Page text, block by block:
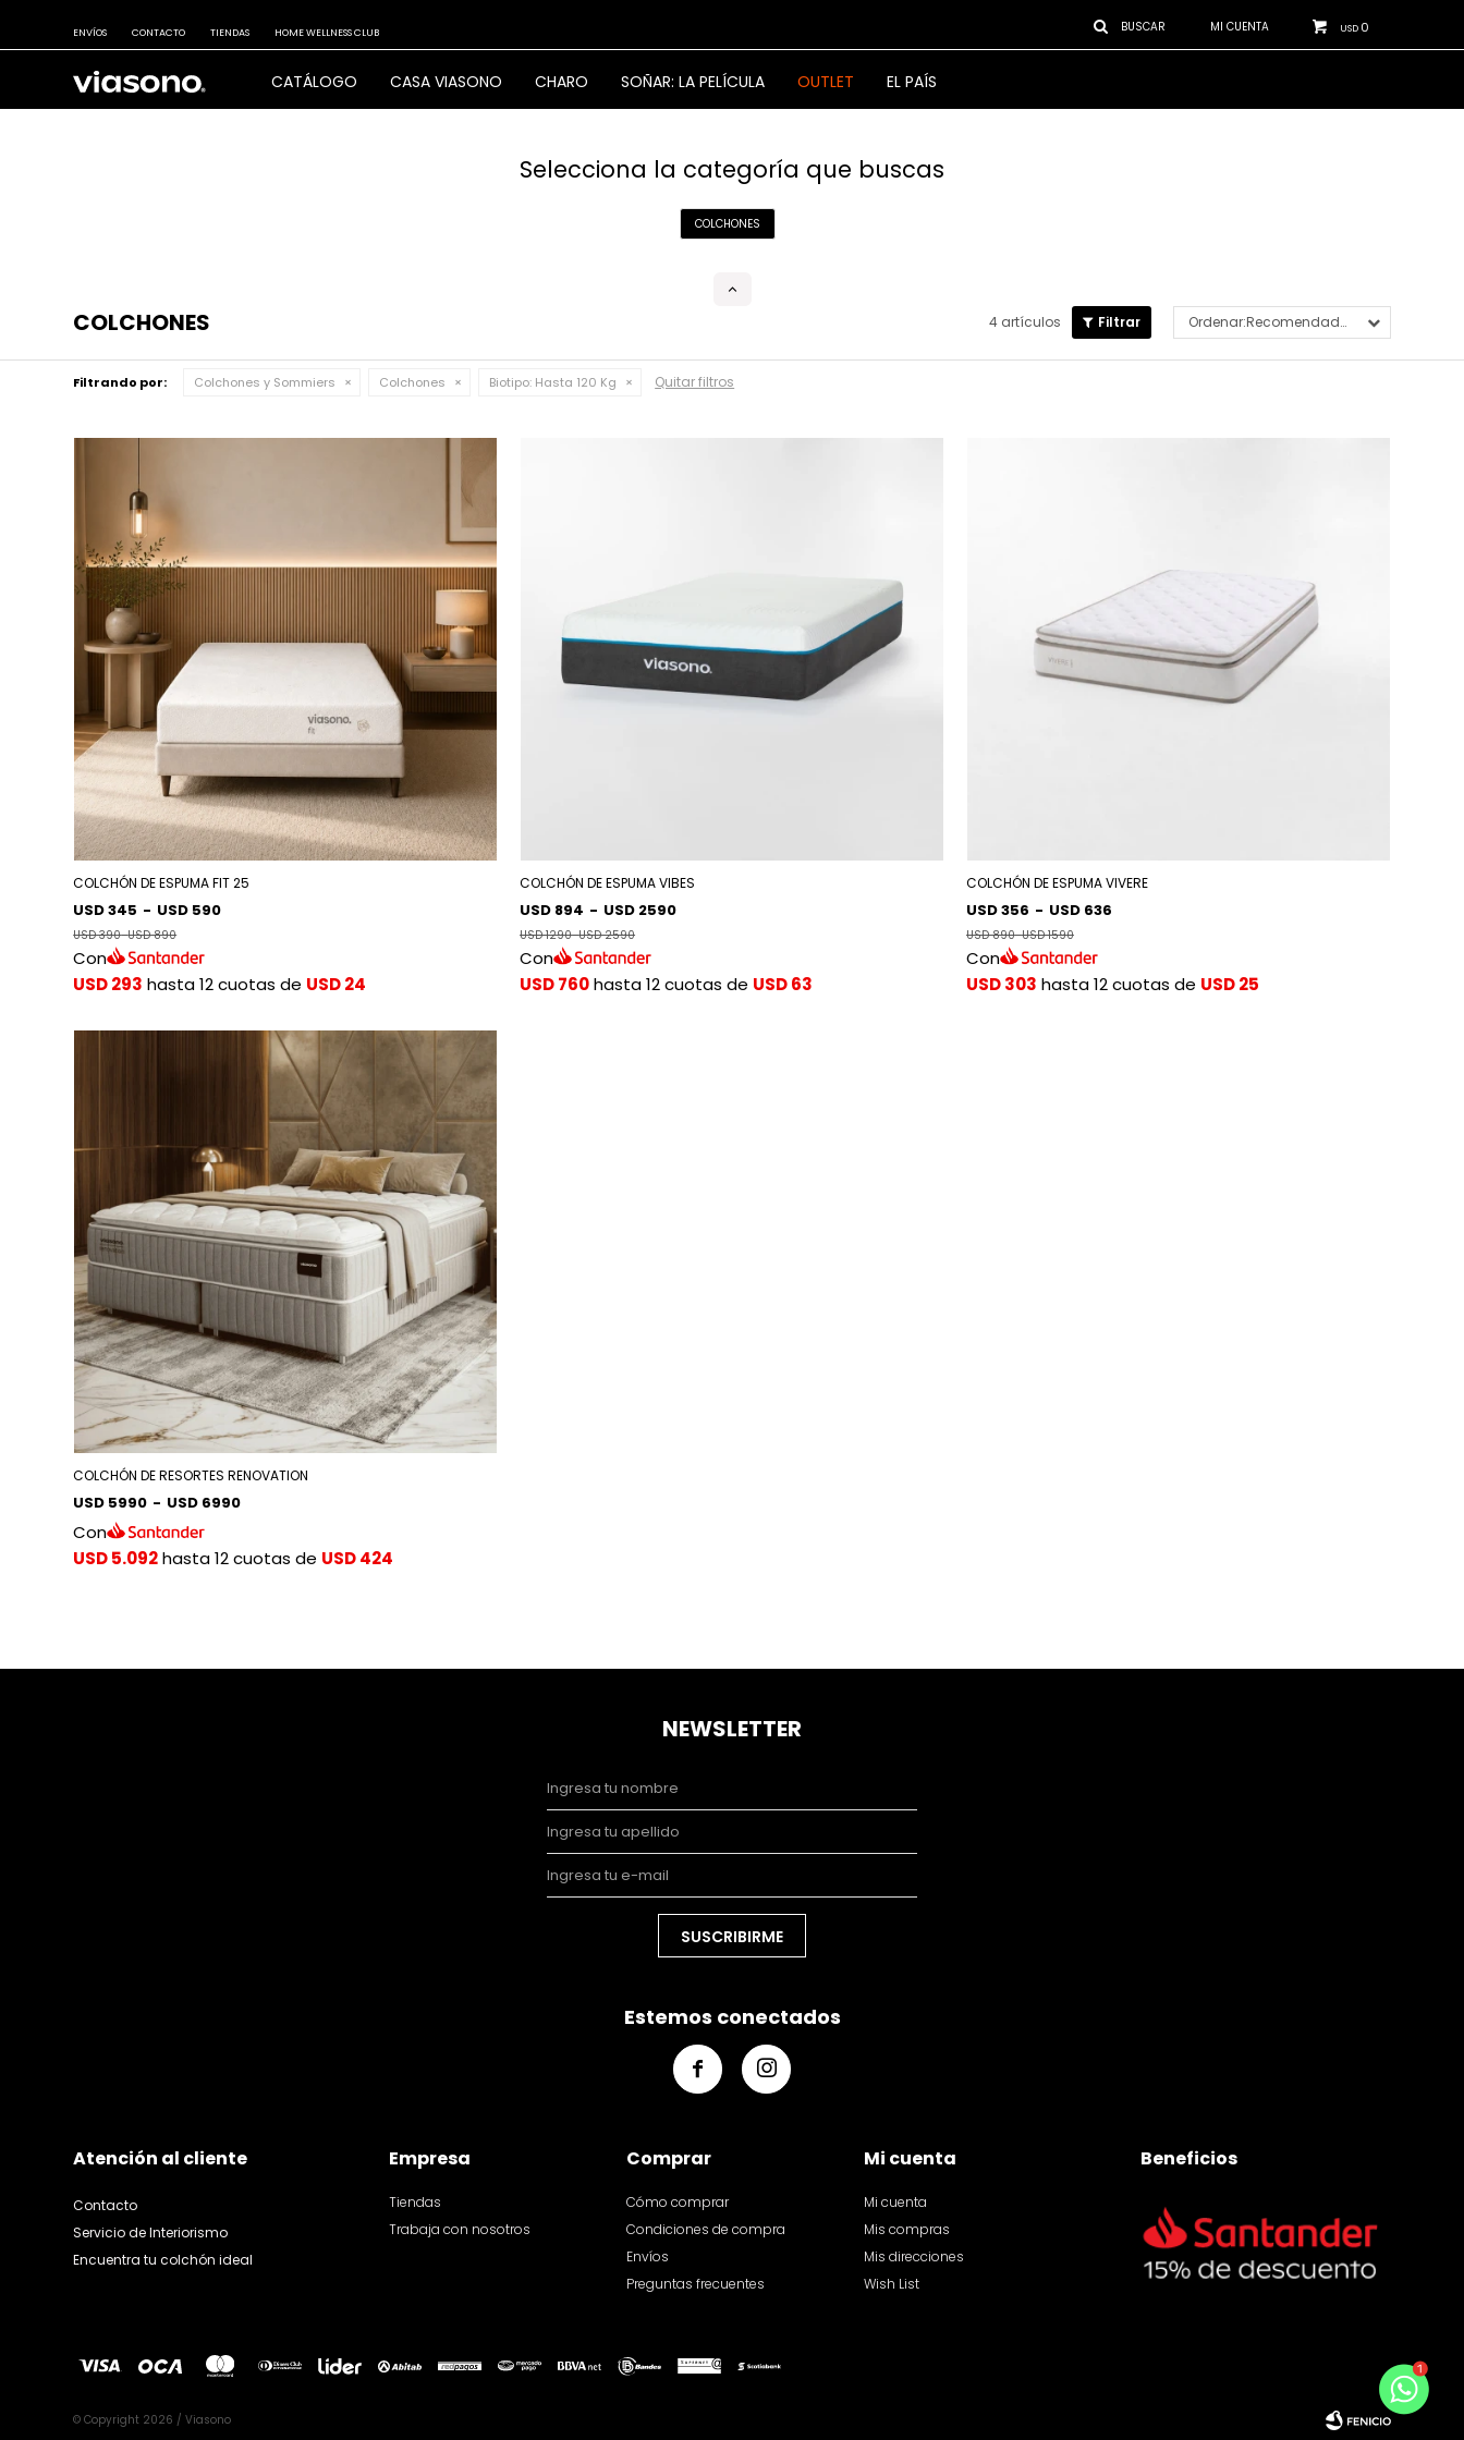
CATÁLOGO CASA VIASONO CHARO SOÑAR: LA PELÍCULA OUTLET EL PAÍS
USD 0
ENVÍOS CONTACTO TIENDAS HOME WELLNESS CLUB
Selecciona la categoría que buscas
COLCHONES
COLCHONES 4 artículos Recomendados
Filtrando por: Colchones y Sommiers Colchones Biotipo: Hasta 120 Kg Quitar filtros
COLCHÓN DE ESPUMA FIT 25
USD 345 - USD 590
USD 390-USD 890
Con
USD 293 hasta 12 cuotas de USD 24
COLCHÓN DE ESPUMA VIBES
USD 894 - USD 2590
USD 1290-USD 2590
Con
USD 760hasta 12 cuotas de USD 63
COLCHÓN DE ESPUMA VIVERE
USD 356 - USD 636
USD 890-USD 1590
Con
USD 303 hasta 12 cuotas de USD 25
COLCHÓN DE RESORTES RENOVATION
USD 5990 - USD 6990
Con
USD 5.092hasta 12 cuotas de USD 424
Atención al cliente
Contacto
Servicio de Interiorismo
Encuentra tu colchón ideal
Empresa
Tiendas
Trabaja con nosotros
Comprar
Cómo comprar
Condiciones de compra
Envíos
Preguntas frecuentes
Mi cuenta
Mi cuenta
Mis compras
Mis direcciones
Wish List
Beneficios
NEWSLETTER
SUSCRIBIRME
Estemos conectados
 
© Copyright 2026 / Viasono